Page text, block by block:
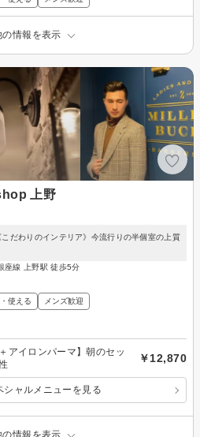
の情報を表示
上野
だわりのインテリア》今流行りの半個室の上質
座線 上野駅 徒歩5分
使える メンズ歓迎
アイロンパーマ】朝のセッ
￥12,870
シャルメニューを見る